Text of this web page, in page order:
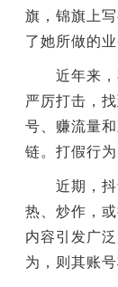
旗，锦旗上
了她所做的
近年来，不
严厉打击，
号、赚流量
链。打假行
近期，抖音
热、炒作，
内容引发广
为，则其账号